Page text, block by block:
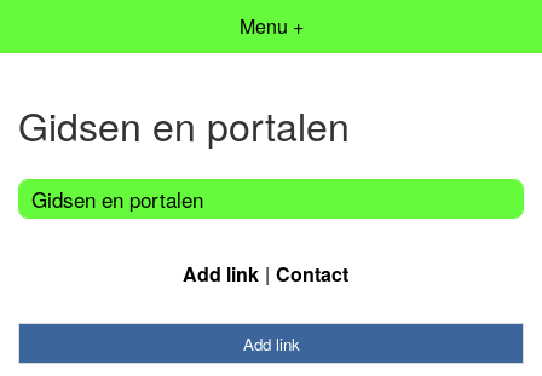
Menu +
Gidsen en portalen
Gidsen en portalen
Add link Contact
Add link